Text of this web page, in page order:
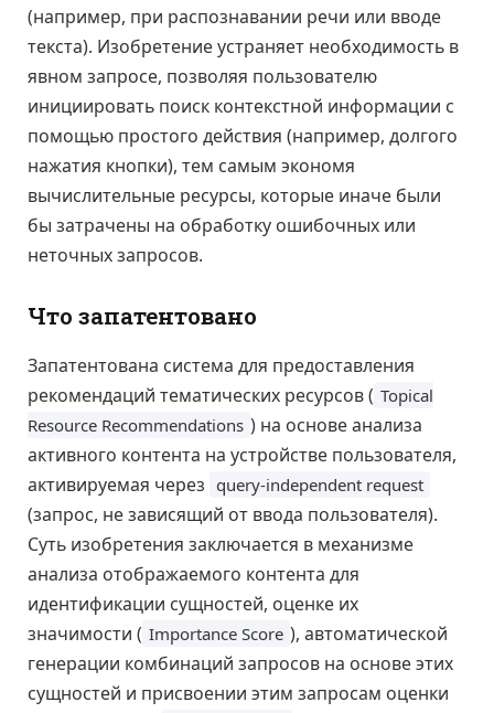
(например, при распознавании речи или вводе
текста). Изобретение устраняет необходимость в
явном запросе, позволяя пользователю
инициировать поиск контекстной информации с
помощью простого действия (например, долгого
нажатия кнопки), тем самым экономя
вычислительные ресурсы, которые иначе были
бы затрачены на обработку ошибочных или
неточных запросов.
Что запатентовано
Запатентована система для предоставления
рекомендаций тематических ресурсов ( Topical
Resource Recommendations ) на основе анализа
активного контента на устройстве пользователя,
активируемая через query-independent request
(запрос, не зависящий от ввода пользователя).
Суть изобретения заключается в механизме
анализа отображаемого контента для
идентификации сущностей, оценке их
значимости ( Importance Score ), автоматической
генерации комбинаций запросов на основе этих
сущностей и присвоении этим запросам оценки